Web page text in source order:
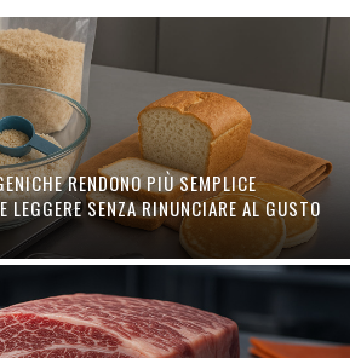
RENDONO PIÙ SEMPLICE
LEGGERE SENZA RINUNCIARE AL GUSTO